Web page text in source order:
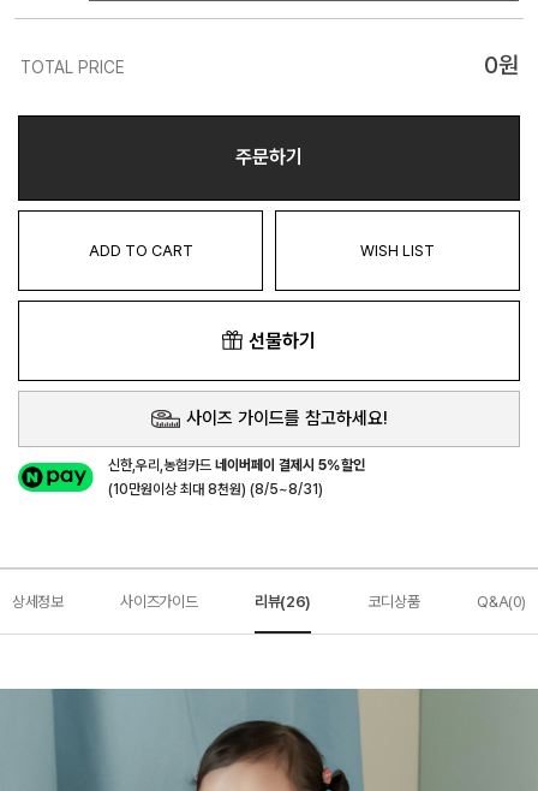
TOTAL PRICE 0원
주문하기
ADD TO CART WISH LIST
선물하기
사이즈 가이드를 참고하세요!
신한,우리,농협카드네이버페이 결제시 5%할인
(10만원이상 최대 8천원) (8/5~8/31)
상세정보 사이즈가이드 리뷰(26) 코디상품 Q&A(0)